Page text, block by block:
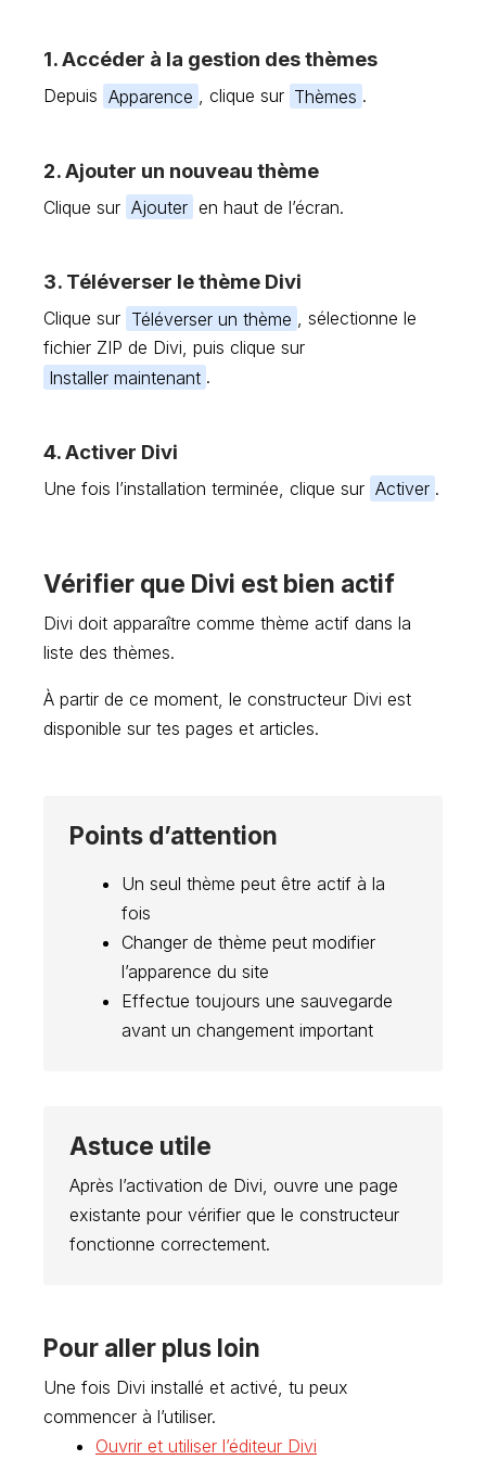
1. Accéder à la gestion des thèmes
Depuis Apparence , clique sur Thèmes .
2. Ajouter un nouveau thème
Clique sur Ajouter en haut de l’écran.
3. Téléverser le thème Divi
Clique sur Téléverser un thème , sélectionne le
fichier ZIP de Divi, puis clique sur
Installer maintenant .
4. Activer Divi
Une fois l’installation terminée, clique sur Activer .
Vérifier que Divi est bien actif
Divi doit apparaître comme thème actif dans la
liste des thèmes.
À partir de ce moment, le constructeur Divi est
disponible sur tes pages et articles.
Points d’attention
Un seul thème peut être actif à la
fois
Changer de thème peut modifier
l’apparence du site
Effectue toujours une sauvegarde
avant un changement important
Astuce utile
Après l’activation de Divi, ouvre une page
existante pour vérifier que le constructeur
fonctionne correctement.
Pour aller plus loin
Une fois Divi installé et activé, tu peux
commencer à l’utiliser.
Ouvrir et utiliser l’éditeur Divi